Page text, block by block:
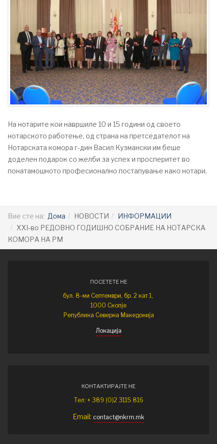
На нотарите кои навршиле 10 и 15 години од своето
нотарското работење, од страна на претседателот на
Нотарската комора г-дин Васил Кузмански им беше
доделен подарок со желби за успех и просперитет во
понатамошното професионално постапување како нотари.
Вие сте на: Дома НОВОСТИ
ИНФОРМАЦИИ
XXI-во РЕДОВНО ГОДИШНО СОБРАНИЕ НА НОТАРСКА
КОМОРА НА РМ
ПОСЕТЕТЕ НЕ
бул. 8-ми Септември, бр. 2 кат 1,
1000 Скопје
Република Северна Македонија
Локација
КОНТАКТИРАЈТЕ НЕ
Тел: + 389 (0)2 3115 816
Email: contact@nkrm.mk